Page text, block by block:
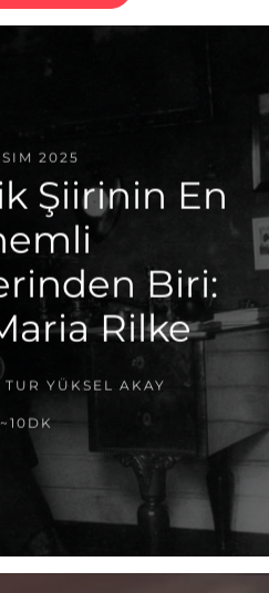
2025
Şiirinin En
Biri:
Rilke
TUR YÜKSEL AKAY
~10DK